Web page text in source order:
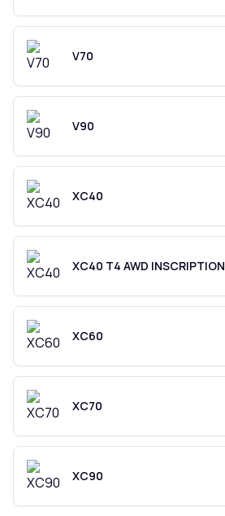
V70
V90
XC40
XC40 T4 AWD INSCRIPTION
XC60
XC70
XC90